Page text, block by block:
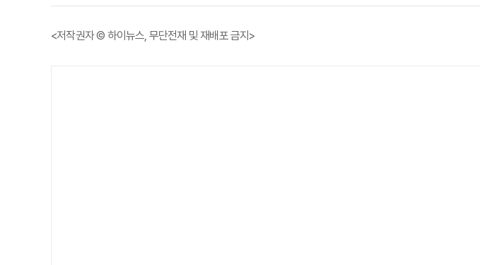
<저작권자 © 하이뉴스, 무단전재 및 재배포 금지>